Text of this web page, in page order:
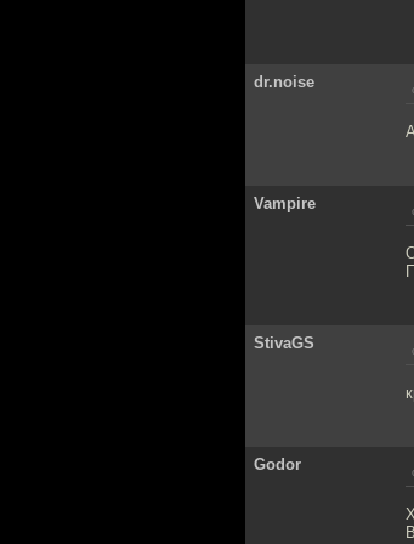
dr.noise
Vampire
StivaGS
Godor